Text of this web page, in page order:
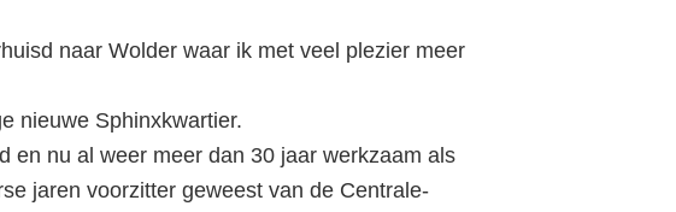
naar Wolder waar ik met veel plezier meer
nieuwe Sphinxkwartier.
en nu al weer meer dan 30 jaar werkzaam als
jaren voorzitter geweest van de Centrale-